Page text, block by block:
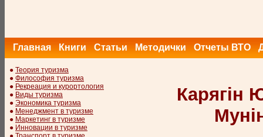
Главная Книги Статьи Методички Отчеты ВТО
● Теория туризма
● Философия туризма
● Рекреация и курортология
● Виды туризма
● Экономика туризма
● Менеджмент в туризме
● Маркетинг в туризме
● Инновации в туризме
Карягін